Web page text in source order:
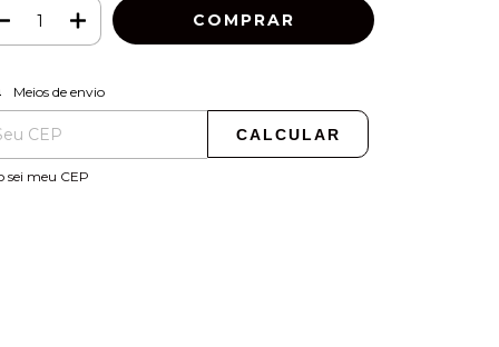
para o CEP:
Meios de envio
CALCULAR
sei meu CEP